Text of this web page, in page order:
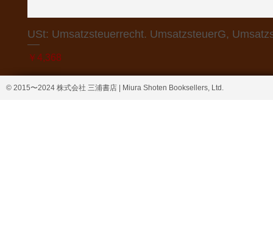
USt: Umsatzsteuerrecht. UmsatzsteuerG,
価格
￥4,368
© 2015〜2024 株式会社 三浦書店 | Miura Shoten Booksellers, Ltd.